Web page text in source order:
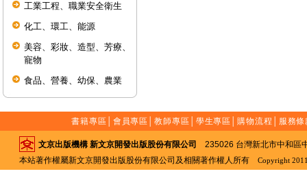
工業工程、職業安全衛生
化工、環工、能源
美容、彩妝、造型、芳療、
寵物
食品、營養、幼保、農業
書籍專區 會員專區 │教師專區 學生專區 │購物流程 服務條
文京出版機構 新文京開發出版股份有限公司
235026 台灣新北市中和
本站著作權屬新文京開發出版股份有限公司及相關著作權人所有
Copyright